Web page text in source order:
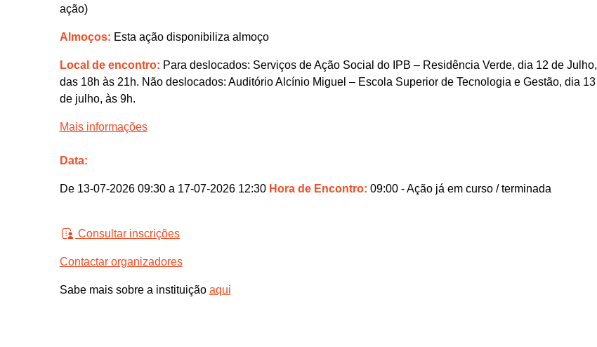
ação)
Almoços: Esta ação disponibiliza almoço
Local de encontro: Para deslocados: Serviços de Ação Social do IPB – Residência Verde, dia 12 de Julho,
das 18h às 21h. Não deslocados: Auditório Alcínio Miguel – Escola Superior de Tecnologia e Gestão, dia 13
de julho, às 9h.
Mais informações
Data:
De 13-07-2026 09:30 a 17-07-2026 12:30 Hora de Encontro: 09:00 - Ação já em curso / terminada
Consultar inscrições
Contactar organizadores
Sabe mais sobre a instituição aqui